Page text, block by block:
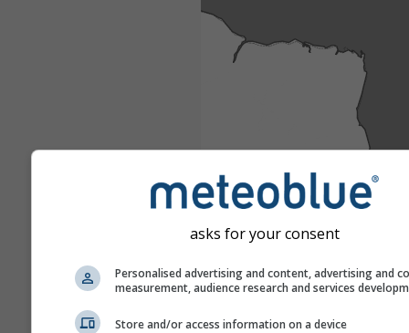
asks for your consent
Personalised advertising and content, advertising and
measurement, audience research and services
Store and/or access information on a device